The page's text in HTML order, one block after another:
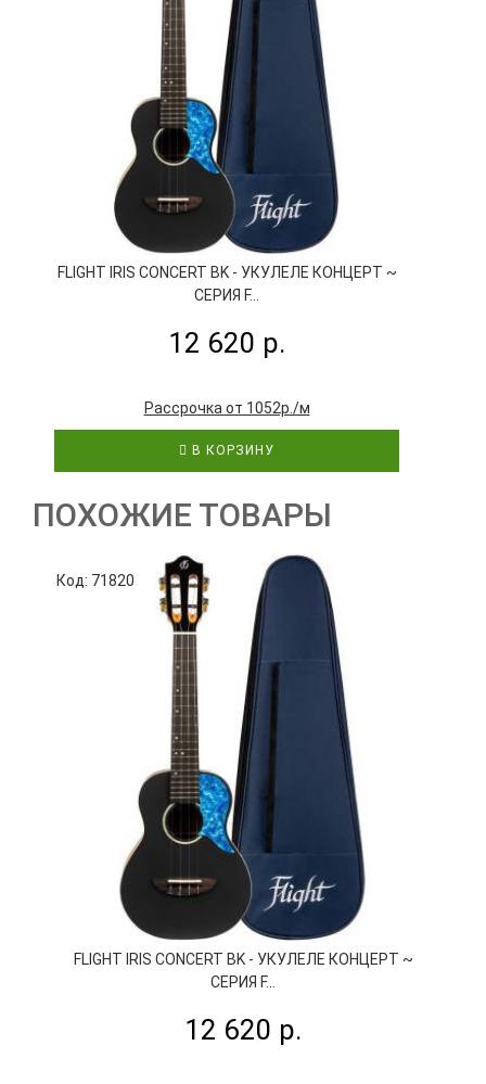
FLIGHT IRIS CONCERT BK - УКУЛЕЛЕ КОНЦЕРТ ~
СЕРИЯ F...
12 620 р.
Рассрочка от 1052р./м
В КОРЗИНУ
ПОХОЖИЕ ТОВАРЫ
Код: 71820
FLIGHT IRIS CONCERT BK - УКУЛЕЛЕ КОНЦЕРТ ~
СЕРИЯ F...
12 620 р.